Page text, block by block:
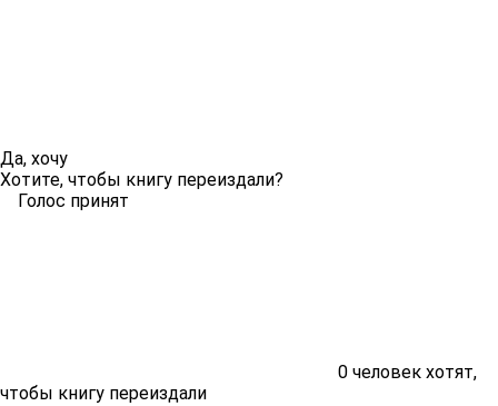
Да, хочу
Хотите, чтобы книгу переиздали?
Голос принят
0 человек хотят,
чтобы книгу переиздали